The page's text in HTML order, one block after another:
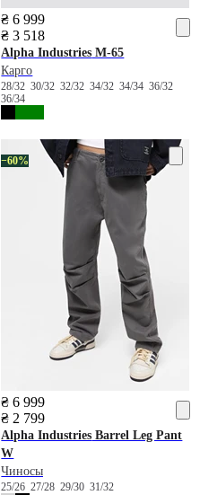
₴ 6 999
₴ 3 518
Alpha Industries М-65
Карго
28/3230/3232/3234/3234/3436/32
36/34
−60%
₴ 6 999
₴ 2 799
Alpha Industries Barrel Leg Pant
W
Чиносы
25/2627/2829/3031/32